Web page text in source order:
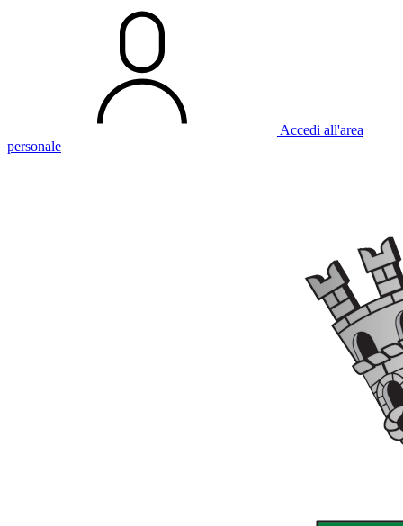
Accedi all'area
personale